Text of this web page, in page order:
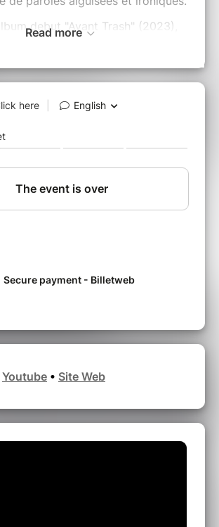
debut "Avant Trash" (2023),
album, "Permanent Earthquake",
fin novembre 2024.
au-delà del'Autriche,
rythmique debasse et
de la musique indie.
Read more
Youtube • Site Web